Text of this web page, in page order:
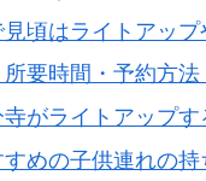
頃はライトアップ
要時間・予約方法
がライトアップす
めの子供連れの